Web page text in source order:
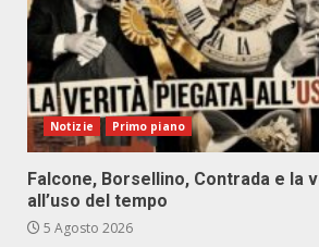
Notizie Primo piano
Falcone, Borsellino, Contrada e la
all’uso del tempo
5 Agosto 2026